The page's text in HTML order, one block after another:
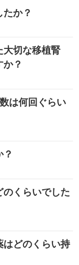
か？
大切な移植腎
？
は何回ぐらい
くらいでした
はどのくらい持